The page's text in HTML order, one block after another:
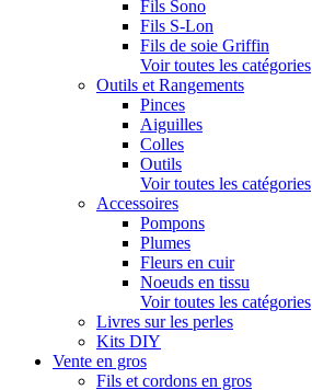
Fils Sono
Fils S-Lon
Fils de soie Griffin
Voir toutes les catégories
Outils et Rangements
Pinces
Aiguilles
Colles
Outils
Voir toutes les catégories
Accessoires
Pompons
Plumes
Fleurs en cuir
Noeuds en tissu
Voir toutes les catégories
Livres sur les perles
Kits DIY
Vente en gros
Fils et cordons en gros